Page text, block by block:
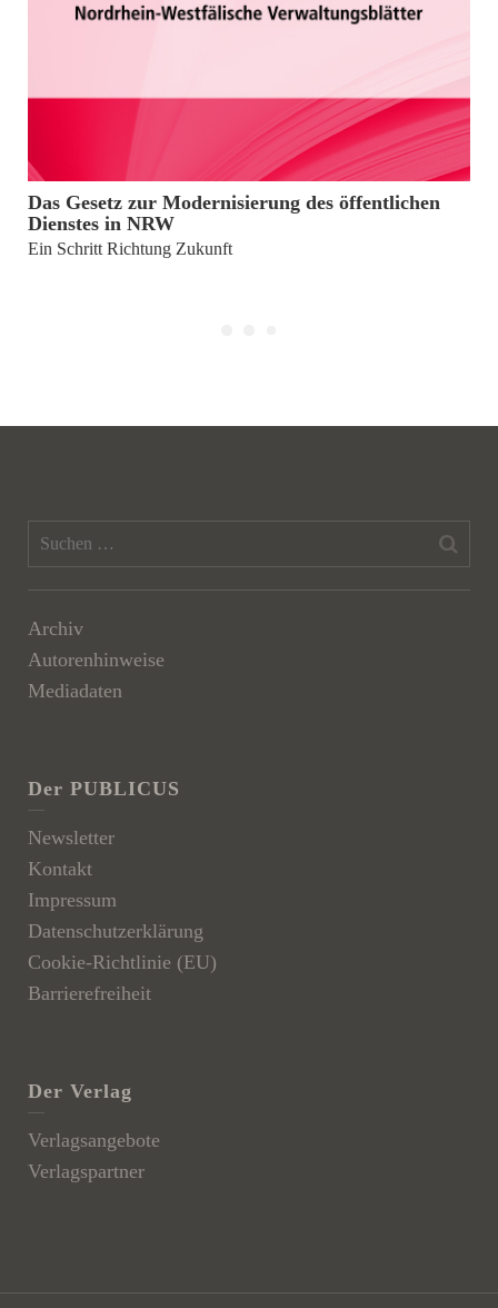
7. November 2025
Das Gesetz zur Modernisierung des öffentlichen
Dienstes in NRW
Ein Schritt Richtung Zukunft
Archiv
Autorenhinweise
Mediadaten
Der PUBLICUS
Newsletter
Kontakt
Impressum
Datenschutzerklärung
Cookie-Richtlinie (EU)
Barrierefreiheit
Der Verlag
Verlagsangebote
Verlagspartner